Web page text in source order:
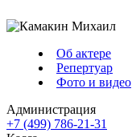
Об актере
Репертуар
Фото и видео
Администрация
+7 (499) 786-21-31